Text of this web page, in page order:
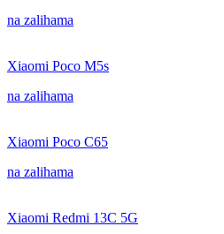
na zalihama
Xiaomi Poco M5s
na zalihama
Xiaomi Poco C65
na zalihama
Xiaomi Redmi 13C 5G